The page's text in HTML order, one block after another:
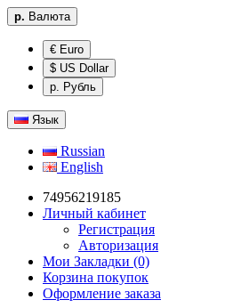
р. Валюта
€ Euro
$ US Dollar
р. Рубль
Язык
Russian
English
74956219185
Личный кабинет
Регистрация
Авторизация
Мои Закладки (0)
Корзина покупок
Оформление заказа